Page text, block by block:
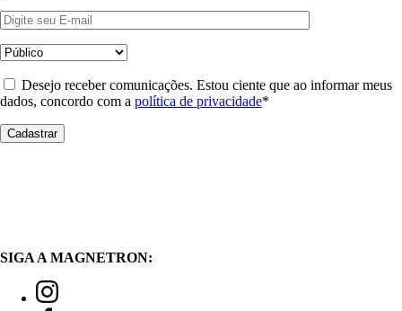
Desejo receber comunicações. Estou ciente que ao informar meus
dados, concordo com a política de privacidade*
SIGA A MAGNETRON: